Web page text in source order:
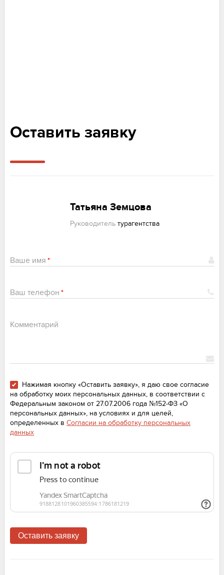
Оставить заявку
Татьяна Земцова
Руководитель турагентства
Ваше имя *
Ваш телефон *
Комментарий
Нажимая кнопку «Оставить заявку», я даю свое согласие
на обработку моих персональных данных, в соответствии с
Федеральным законом от 27.07.2006 года №152-ФЗ «О
персональных данных», на условиях и для целей,
определенных в Согласии на обработку персональных
данных